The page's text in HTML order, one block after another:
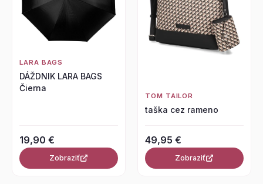
LARA BAGS
DÁŽDNIK LARA BAGS
Čierna
19,90 €
Zobraziť
TOM TAILOR
taška cez rameno
49,95 €
Zobraziť